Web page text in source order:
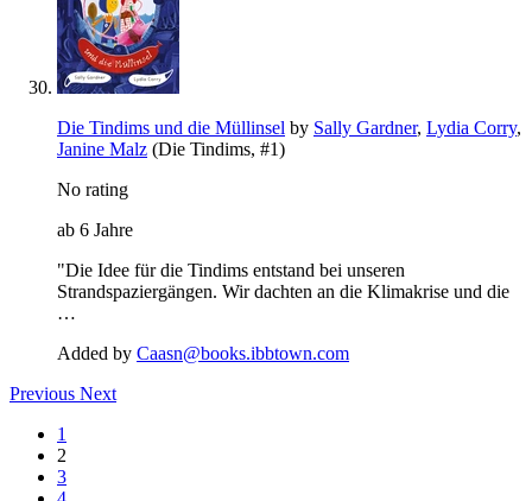
Die Tindims und die Müllinsel by Sally Gardner, Lydia Corry,
Janine Malz (Die Tindims, #1)
No rating
ab 6 Jahre
"Die Idee für die Tindims entstand bei unseren
Strandspaziergängen. Wir dachten an die Klimakrise und die
…
Added by Caasn@books.ibbtown.com
Previous Next
1
2
3